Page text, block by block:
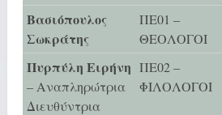
Βασιόπουλος
Σωκράτης
ΠΕ01 –
ΘΕΟΛΟΓΟΙ
Πυρπύλη Ειρήνη
– Αναπληρώτρια
Διευθύντρια
ΠΕ02 –
ΦΙΛΟΛΟΓΟΙ